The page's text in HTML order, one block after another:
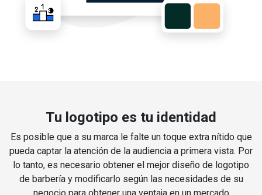
Tu logotipo es tu identidad
Es posible que a su marca le falte un toque extra nítido que
pueda captar la atención de la audiencia a primera vista. Por
lo tanto, es necesario obtener el mejor diseño de logotipo
de barbería y modificarlo según las necesidades de su